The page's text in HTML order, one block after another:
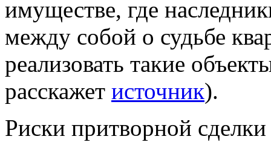
имуществе, где
между собой о судьбе
реализовать такие
расскажет источник).
Риски притворной